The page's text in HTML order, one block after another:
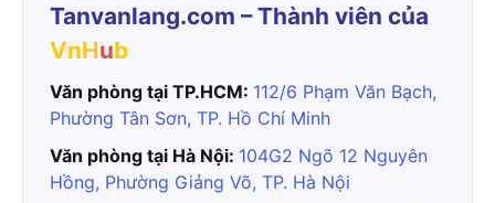
Tanvanlang.com – Thành viên của
VnHub
Văn phòng tại TP.HCM: 112/6 Phạm Văn Bạch,
Phường Tân Sơn, TP. Hồ Chí Minh
Văn phòng tại Hà Nội: 104G2 Ngõ 12 Nguyên
Hồng, Phường Giảng Võ, TP. Hà Nội